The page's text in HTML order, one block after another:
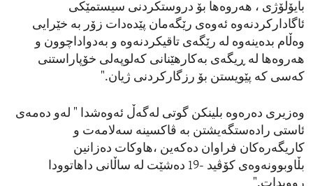
بایۆلۆژی ، هەروەها بۆ دروستکردنی سیستمێکی
ئاگادارکردنەوە ئەوەی رێگەمان پێدەدات زۆر بە خێرایی
وەڵام بدەینەوە لە رێگەی تاقیکردنەوە و بەدواداچوون و
هەروەها لە ڕیگەی بەکارهێنانی کەلوپەلی خۆپاراستنی
کەسی کە پێویستن بۆ رزگارکردنی ژیان."
وەزیری دەرەوە بلینکن گوتی لەگەڵ ئەوەشدا " لەو دەمەی
ئاستی رادەستگەیشتن بە ڤاکسینە سەلامەت و
کاریگەرەکان فراوان دەکەین ،هاوکات دەزانین
بڵاوبوونەوەی کۆڤید -19 دەشێت لە ساڵانی داهاتوودا